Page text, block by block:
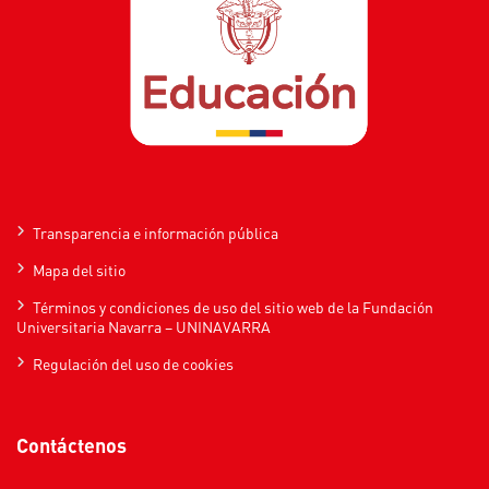
Transparencia e información pública
Mapa del sitio
Términos y condiciones de uso del sitio web de la Fundación
Universitaria Navarra – UNINAVARRA
Regulación del uso de cookies
Contáctenos